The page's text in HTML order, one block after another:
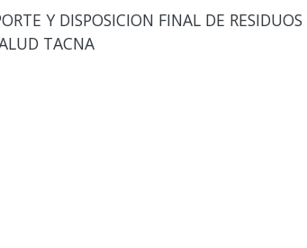
Y DISPOSICION FINAL DE
TACNA